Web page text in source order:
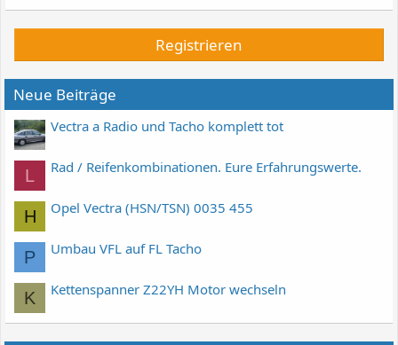
Registrieren
Neue Beiträge
Vectra a Radio und Tacho komplett tot
L Rad / Reifenkombinationen. Eure Erfahrungswerte.
H Opel Vectra (HSN/TSN) 0035 455
P Umbau VFL auf FL Tacho
K Kettenspanner Z22YH Motor wechseln